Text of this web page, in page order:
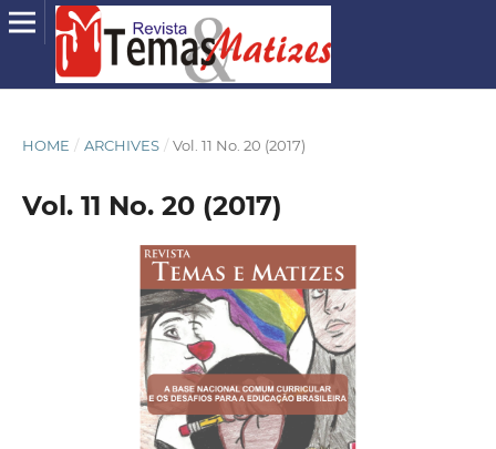
HOME / ARCHIVES / Vol. 11 No. 20 (2017)
Vol. 11 No. 20 (2017)